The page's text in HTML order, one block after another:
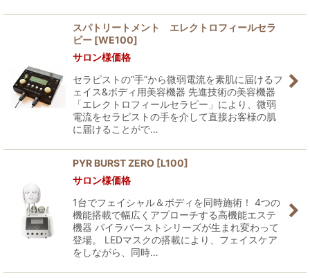
スパトリートメント エレクトロフィールセラ
ピー [WE100]
サロン様価格
セラピストの“手”から微弱電流を素肌に届けるフ
ェイス&ボディ用美容機器 先進技術の美容機器
「エレクトロフィールセラピー」により、微弱
電流をセラピストの手を介して直接お客様の肌
に届けることがで…
PYR BURST ZERO [L100]
サロン様価格
1台でフェイシャル＆ボディを同時施術！ 4つの
機能搭載で幅広くアプローチする高機能エステ
機器 パイラバーストシリーズが生まれ変わって
登場。 LEDマスクの搭載により、フェイスケア
をしながら、同時…